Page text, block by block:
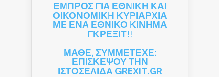
ΕΜΠΡΟΣ ΓΙΑ ΕΘΝΙΚΗ ΚΑΙ
ΟΙΚΟΝΟΜΙΚΗ ΚΥΡΙΑΡΧΙΑ
ΜΕ ΕΝΑ ΕΘΝΙΚΟ ΚΙΝΗΜΑ
ΓΚΡΕΞΙΤ!!
ΜΑΘΕ, ΣΥΜΜΕΤΕΧΕ:
ΕΠΙΣΚΕΨΟΥ ΤΗΝ
ΙΣΤΟΣΕΛΙΔΑ GREXIT.GR